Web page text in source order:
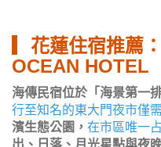
▎花蓮住宿推薦
OCEAN HOTEL
海傳民宿位於「海景第一
行至知名的東大門夜市僅
濱生態公園， 在市區唯一